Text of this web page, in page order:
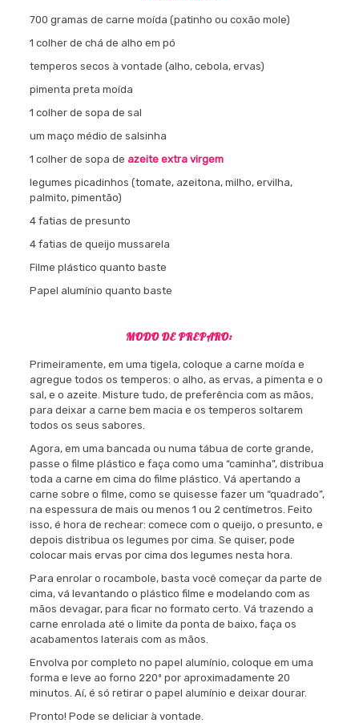
700 gramas de carne moída (patinho ou coxão mole)
1 colher de chá de alho em pó
temperos secos à vontade (alho, cebola, ervas)
pimenta preta moída
1 colher de sopa de sal
um maço médio de salsinha
1 colher de sopa de azeite extra virgem
legumes picadinhos (tomate, azeitona, milho, ervilha,
palmito, pimentão)
4 fatias de presunto
4 fatias de queijo mussarela
Filme plástico quanto baste
Papel alumínio quanto baste
MODO DE PREPARO:
Primeiramente, em uma tigela, coloque a carne moída e
agregue todos os temperos: o alho, as ervas, a pimenta e o
sal, e o azeite. Misture tudo, de preferência com as mãos,
para deixar a carne bem macia e os temperos soltarem
todos os seus sabores.
Agora, em uma bancada ou numa tábua de corte grande,
passe o filme plástico e faça como uma “caminha”, distribua
toda a carne em cima do filme plástico. Vá apertando a
carne sobre o filme, como se quisesse fazer um “quadrado”,
na espessura de mais ou menos 1 ou 2 centímetros. Feito
isso, é hora de rechear: comece com o queijo, o presunto, e
depois distribua os legumes por cima. Se quiser, pode
colocar mais ervas por cima dos legumes nesta hora.
Para enrolar o rocambole, basta você começar da parte de
cima, vá levantando o plástico filme e modelando com as
mãos devagar, para ficar no formato certo. Vá trazendo a
carne enrolada até o limite da ponta de baixo, faça os
acabamentos laterais com as mãos.
Envolva por completo no papel alumínio, coloque em uma
forma e leve ao forno 220º por aproximadamente 20
minutos. Aí, é só retirar o papel alumínio e deixar dourar.
Pronto! Pode se deliciar à vontade.